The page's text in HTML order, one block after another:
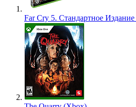
Far Cry 5. Стандартное